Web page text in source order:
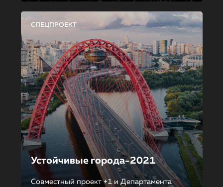
СПЕЦПРОЕКТ
Устойчивые города-2021
Совместный проект +1 и Департамента